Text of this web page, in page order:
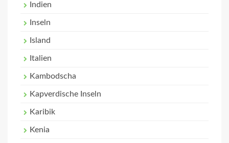
Indien
Inseln
Island
Italien
Kambodscha
Kapverdische Inseln
Karibik
Kenia